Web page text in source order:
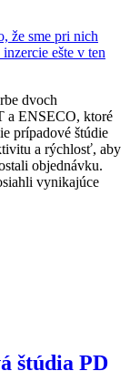
dvoch
a ENSECO, ktoré
prípadové štúdie
a rýchlosť, aby
objednávku.
vynikajúce
štúdia PD